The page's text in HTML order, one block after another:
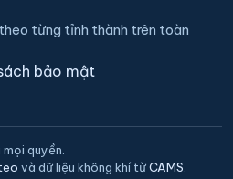
từng tỉnh thành trên toàn
bảo mật
quyền.
và dữ liệu không khí từCAMS